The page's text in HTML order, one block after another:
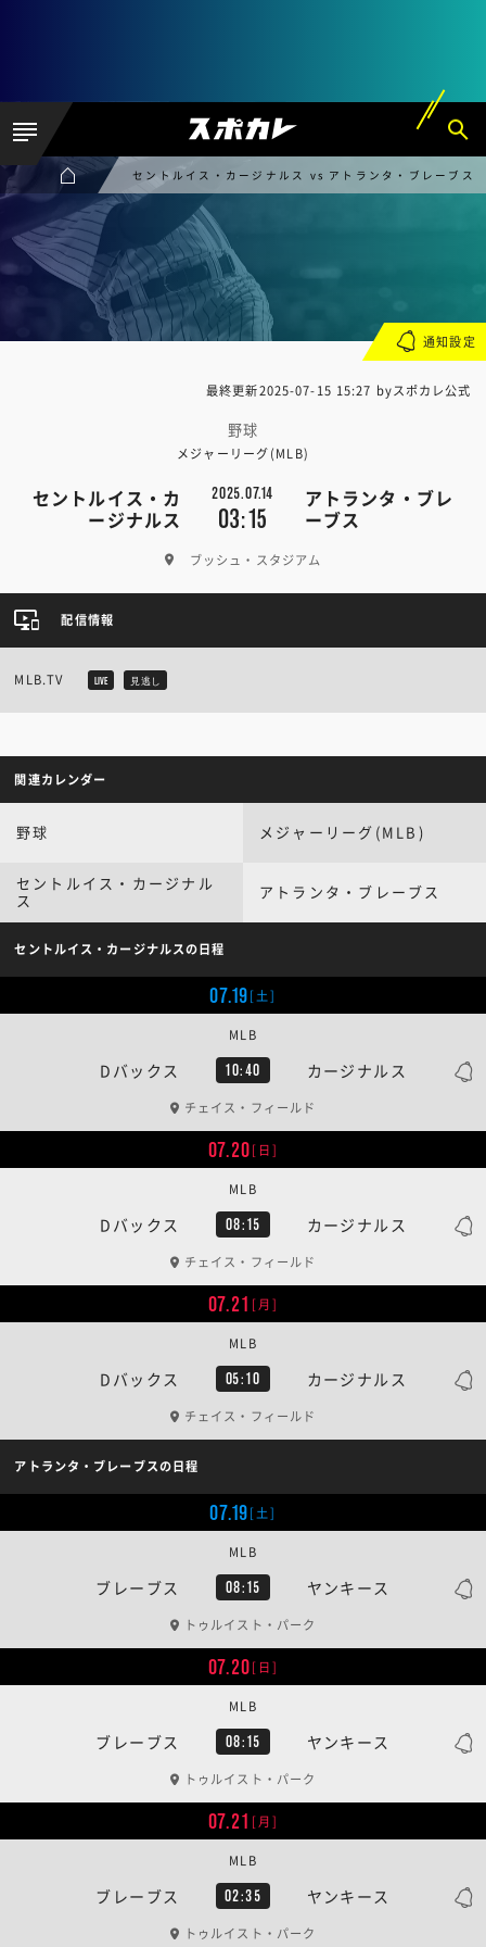
セントルイス・カージナルス vs アトランタ・ブレーブス
最終更新2025-07-15 15:27 byスポカレ公式
野球
メジャーリーグ(MLB)
セントルイス・カ
ージナルス
2025.07.14
03:15
アトランタ・ブレ
ーブス
ブッシュ・スタジアム
通知設定
配信情報
MLB.TV LIVE 見逃し
関連カレンダー
野球 メジャーリーグ(MLB)
セントルイス・カージナル
ス
アトランタ・ブレーブス
セントルイス・カージナルスの日程
07.19[土]
Dバックス 10:40 カージナルス
MLB
チェイス・フィールド
07.20[日]
Dバックス 08:15 カージナルス
MLB
チェイス・フィールド
07.21 [月]
Dバックス 05:10 カージナルス
MLB
チェイス・フィールド
アトランタ・ブレーブスの日程
07.19[土]
ブレーブス 08:15 ヤンキース
MLB
トゥルイスト・パーク
07.20[日]
ブレーブス 08:15 ヤンキース
MLB
トゥルイスト・パーク
07.21 [月]
ブレーブス 02:35 ヤンキース
MLB
トゥルイスト・パーク